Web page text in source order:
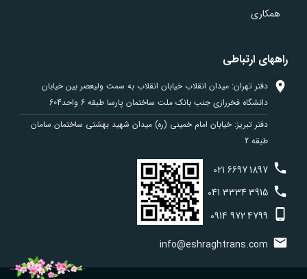
همکاری
راههای ارتباطی
دفتر تهران: میدان انقلاب خیابان انقلاب به سمت ولیعصر بین خیابان
دانشگاه فخررازی جنب بانک ملت ساختمان پارسا طبقه 6 واحد604
دفتر تبریز: خیابان امام خمینی (ره) میدان شهید بهشتی ساختمان سامان
طبقه 2
021 66971897
041 33343915
0914 9724799
info@eshraghtrans.com